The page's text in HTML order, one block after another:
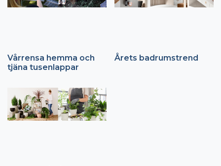
Vårrensa hemma och
tjäna tusenlappar
Årets badrumstrend